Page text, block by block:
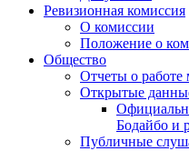
Ревизионная комиссия
О комиссии
Положение о
Общество
Отчеты о
Открытые
Бодайбо и
Публичные